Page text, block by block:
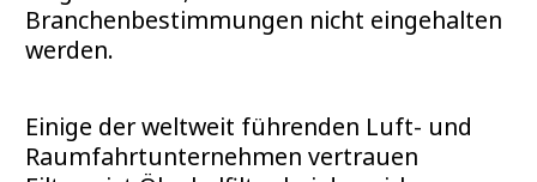
Branchenbestimmungen nicht eingehalten
werden.
Einige der weltweit führenden Luft- und
Raumfahrtunternehmen vertrauen